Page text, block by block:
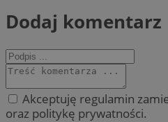
Dodaj komentarz
Akceptuję regulamin
oraz politykę prywatności.